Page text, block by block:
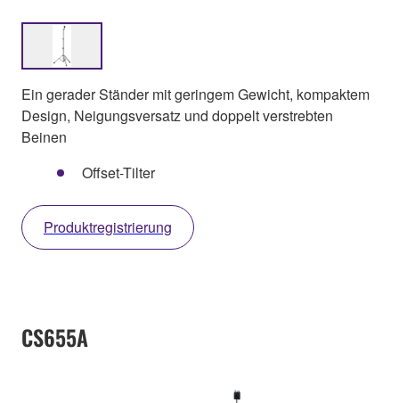
Ein gerader Ständer mit geringem Gewicht, kompaktem
Design, Neigungsversatz und doppelt verstrebten
Beinen
Offset-Tilter
Produktregistrierung
CS655A